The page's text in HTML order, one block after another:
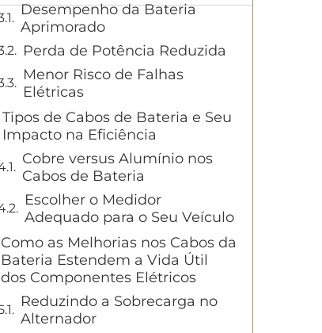
Desempenho da Bateria
Aprimorado
Perda de Potência Reduzida
Menor Risco de Falhas
Elétricas
Tipos de Cabos de Bateria e Seu
Impacto na Eficiência
Cobre versus Alumínio nos
Cabos de Bateria
Escolher o Medidor
Adequado para o Seu Veículo
Como as Melhorias nos Cabos da
Bateria Estendem a Vida Útil
dos Componentes Elétricos
Reduzindo a Sobrecarga no
Alternador